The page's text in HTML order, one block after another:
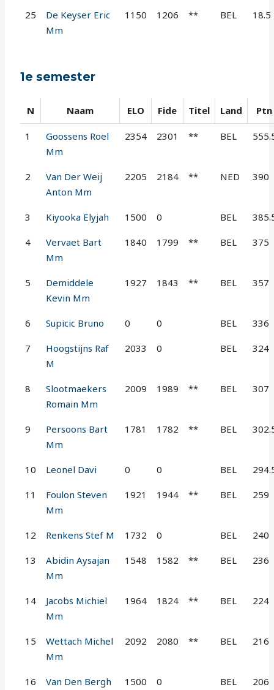
25
De Keyser Eric
Mm
1150 1206 ** BEL 18.5
1e semester
N Naam ELO Fide Titel Land Ptn
1
Goossens Roel
Mm
2354 2301 ** BEL
2
Van Der Weij
Anton Mm
2205 2184 ** NED 390
3 Kiyooka Elyjah 1500 0 BEL
4
Vervaet Bart
Mm
1840 1799 ** BEL 375
5
Demiddele
Kevin Mm
1927 1843 ** BEL 357
6 Supicic Bruno 0 0 BEL 336
7
Hoogstijns Raf
M
2033 0 BEL 324
8
Slootmaekers
Romain Mm
2009 1989 ** BEL 307
9
Persoons Bart
Mm
1781 1782 ** BEL
10 Leonel Davi 0 0 BEL
11
Foulon Steven
Mm
1921 1944 ** BEL 259
12 Renkens Stef M 1732 0 BEL 240
13
Abidin Aysajan
Mm
1548 1582 ** BEL 236
14
Jacobs Michiel
Mm
1964 1824 ** BEL 224
15
Wettach Michel
Mm
2092 2080 ** BEL 216
16
Van Den Bergh
1500 0 BEL 206